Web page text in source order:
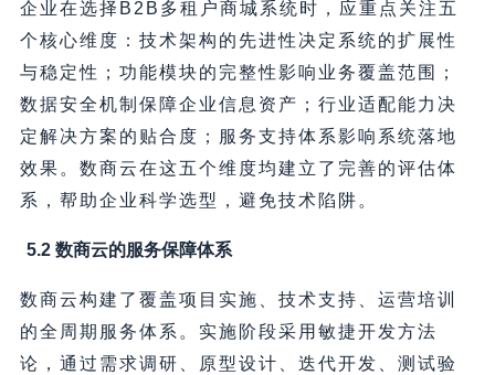
企业在选择B2B多租户商城系统时，应重点关注五
个核心维度：技术架构的先进性决定系统的扩展性
与稳定性；功能模块的完整性影响业务覆盖范围；
数据安全机制保障企业信息资产；行业适配能力决
定解决方案的贴合度；服务支持体系影响系统落地
效果。数商云在这五个维度均建立了完善的评估体
系，帮助企业科学选型，避免技术陷阱。
5.2 数商云的服务保障体系
数商云构建了覆盖项目实施、技术支持、运营培训
的全周期服务体系。实施阶段采用敏捷开发方法
论，通过需求调研、原型设计、迭代开发、测试验